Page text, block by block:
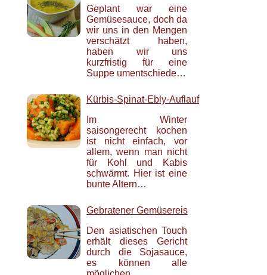
Geplant war eine
Gemüsesauce, doch da
wir uns in den Mengen
verschätzt haben,
haben wir uns
kurzfristig für eine
Suppe umentschiede…
Kürbis-Spinat-Ebly-Auflauf
Im Winter
saisongerecht kochen
ist nicht einfach, vor
allem, wenn man nicht
für Kohl und Kabis
schwärmt. Hier ist eine
bunte Altern…
Gebratener Gemüsereis
Den asiatischen Touch
erhält dieses Gericht
durch die Sojasauce,
es können alle